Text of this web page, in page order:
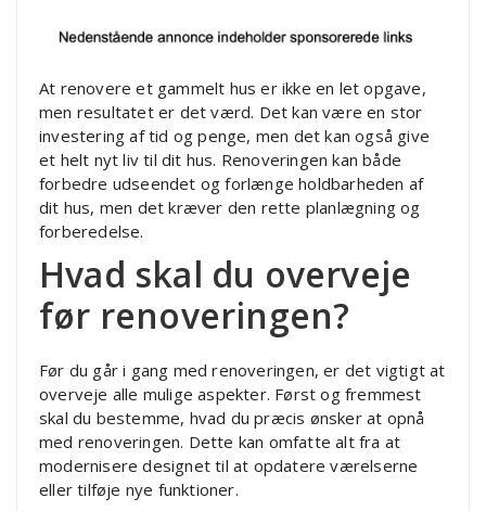
At renovere et gammelt hus er ikke en let opgave,
men resultatet er det værd. Det kan være en stor
investering af tid og penge, men det kan også give
et helt nyt liv til dit hus. Renoveringen kan både
forbedre udseendet og forlænge holdbarheden af
dit hus, men det kræver den rette planlægning og
forberedelse.
Hvad skal du overveje
før renoveringen?
Før du går i gang med renoveringen, er det vigtigt at
overveje alle mulige aspekter. Først og fremmest
skal du bestemme, hvad du præcis ønsker at opnå
med renoveringen. Dette kan omfatte alt fra at
modernisere designet til at opdatere værelserne
eller tilføje nye funktioner.